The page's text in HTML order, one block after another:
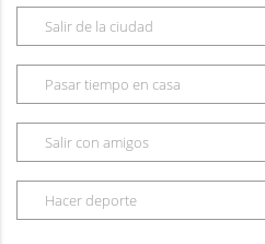
Salir de la ciudad
Pasar tiempo en casa
Salir con amigos
Hacer deporte